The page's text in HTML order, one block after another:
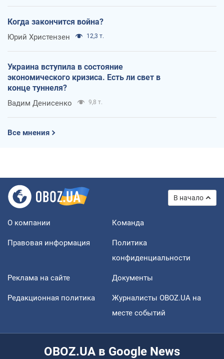
Когда закончится война?
Юрий Христензен 12,3 т.
Украина вступила в состояние
экономического кризиса. Есть ли свет в
конце туннеля?
Вадим Денисенко 9,8 т.
Все мнения
В начало
О компании Команда
Правовая информация
Политика
конфиденциальности
Реклама на сайте Документы
Редакционная политика
Журналисты OBOZ.UA на
месте событий
OBOZ.UA в Google News